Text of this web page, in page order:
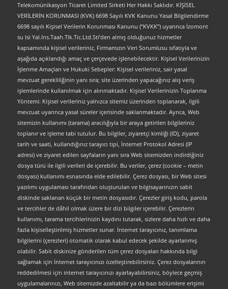
Telekomünikasyon Ticaret Limited Sirketi Her Hakkı Saklıdır. KİŞİSEL
VERİLERİN KORUNMASI (KVK) 6698 Sayılı KVK Kanunu Yasal Bilgilendirme
6698 sayılı Kişisel Verilerin Korunması Kanunu (“KVKK”) uyarınca İzomont
su Isi Yal.Ins.Taah.Tlk.Tic.Ltd.Sti’den almış olduğunuz hizmetler
kapsamında kişisel verileriniz, Firmamızın Veri Sorumlusu sıfatıyla ve
aşağıda açıklandığı amaç ve çerçevede işlenebilecektir. Kişisel Verilerinizin
İşlenme Amaçları ve Hukuki Sebepler: Kişisel verileriniz, sair yasal
mevzuat gerekliliğinin yanı sıra; site üzerinden yapacağınız alış veriş
işlemlerinde kullanılmak için alınmaktadır. Kişisel Verilerinizin Toplanma
Yöntemi: Kişisel verileriniz yalnızca sitemiz üzerinden toplanarak, ilgili
mevzuat uyarınca yasal süreler içerisinde saklanmaktadır. Ayrıca, Web
sitemizin kullanımı (tarama) aracılığıyla bir araya getirilen bilgileriniz
toplanır ve işleme tabi tutulur. Bu bilgiler, ziyaretçi kimliği (ID), ziyaret
tarih ve saati, kullandığınız tarayıcı tipi, İnternet Protokol Adresi (IP
adresi) ve ziyaret edilen sayfaların yanı sıra Web sitemizden indirdiğiniz
dosya türü ile ilgili verileri de içerebilir. Bu veriler, çerez (cookie – metin
dosyası) kullanımı esnasında elde edilebilir. Çerez dosyası, bir Web sitesi
yazılımı uygulaması tarafından oluşturulan ve bilgisayarınızın sabit
diskinde saklanan küçük bir metin dosyasıdır. Çerezler giriş kodu, parola
ve tercihler de dâhil olmak üzere bir dizi bilgiler içerebilir. Çerezlerin
kullanımı, tarama tercihlerinizin kaydını tutarak, sizlere daha hızlı ve daha
fazla kişiselleştirilmiş hizmetler sunar. İnternet tarayıcınız, tanımlama
bilgilerini (çerezleri) otomatik olarak kabul edecek şekilde ayarlanmış
olabilir. Sabit diskinize gönderilen tüm çerez dosyaları hakkında bilgi
sağlamak için İnternet tarayıcınızı özelleştirebilirsiniz. Çerez dosyalarının
reddedilmesi için internet tarayıcınızı ayarlayabilirsiniz, böylece geçmiş
uygulamalarınızı, Web sitemizde azaltabilir ya da bazı bölümlere erişimi